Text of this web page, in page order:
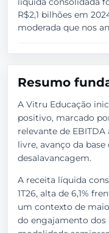
R$2,1 bilhões em
moderada que nos
Resumo
A Vitru Educação
positivo, marcado
relevante de
livre, avanço da
desalavancagem.
A receita líquida
1T26, alta de 6,1%
um contexto de
do engajamento dos